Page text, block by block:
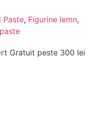
Paste, Figurine lemn,
Gratuit peste 300 lei